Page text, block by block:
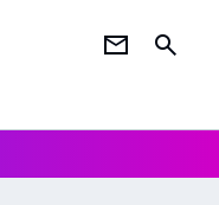
newsletter search